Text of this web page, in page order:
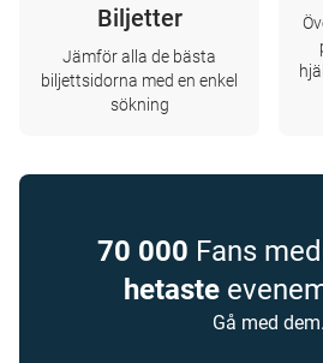
Biljetter
Jämför alla de bästa
biljettsidorna med en enkel
sökning
70 000 Fans
hetaste
Gå med dem.